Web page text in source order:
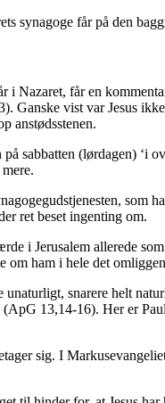
synagoge får på den
Nazaret, får en
Ganske vist var Jesus
anstødsstenen.
sabbatten (lørdagen) ‘i
som
ret beset ingenting om.
i Jerusalem allerede
om ham i hele det
snarere helt
13,14-16). Her er
sig. I